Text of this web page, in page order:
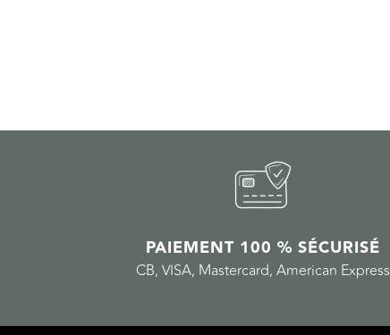
PAIEMENT 100 % SÉCURISÉ
CB, VISA, Mastercard, American Express